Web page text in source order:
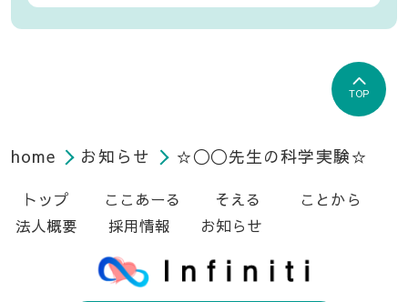
TOP
home お知らせ ☆〇〇先生の科学実験☆
トップ ここあーる そえる
ことから
法人概要
採用情報 お知らせ